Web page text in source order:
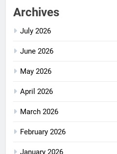
Archives
July 2026
June 2026
May 2026
April 2026
March 2026
February 2026
January 2026